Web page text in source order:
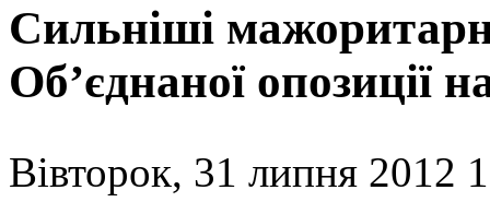
Сильніші
Oб’єднаної опозиції
Вівторок, 31 липня 2012